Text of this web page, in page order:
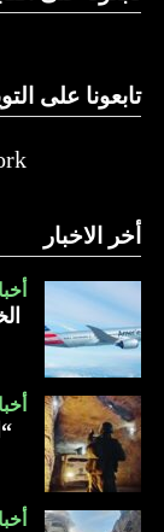
تابعونا على
أخر الاخبار